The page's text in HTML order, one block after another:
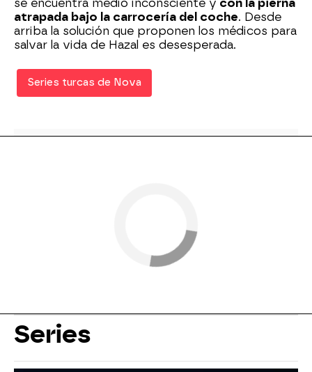
se encuentra medio inconsciente y con la pierna
atrapada bajo la carrocería del coche. Desde
arriba la solución que proponen los médicos para
salvar la vida de Hazal es desesperada.
Series turcas de Nova
Series